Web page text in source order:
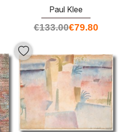
Paul Klee
€133.00€79.80